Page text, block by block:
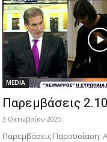
MEDIA
Παρεμβάσεις
3 Οκτωβρίου 2025
Παρεμβάσεις Παρουσίαση: